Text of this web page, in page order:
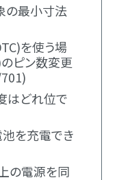
の最小寸法
を使う場
ピン数変更
はどれ位で
を充電でき
の電源を同